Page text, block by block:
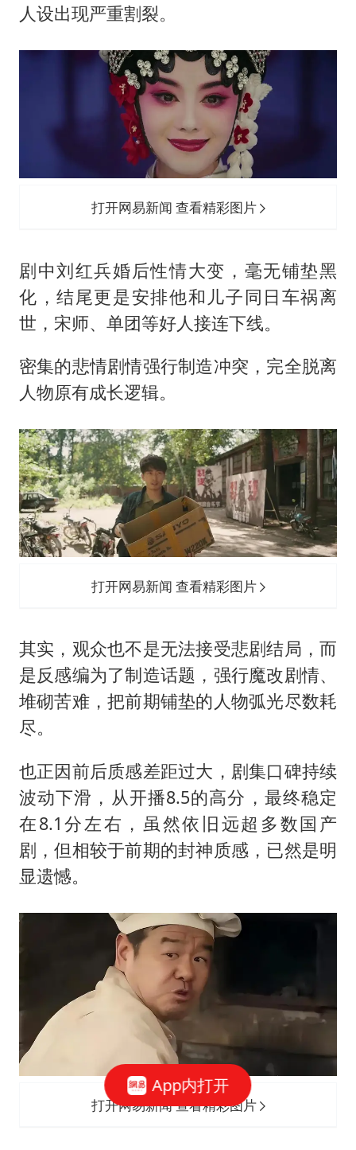
人设出现严重割裂。
打开网易新闻 查看精彩图片
剧中刘红兵婚后性情大变，毫无铺垫黑
化，结尾更是安排他和儿子同日车祸离
世，宋师、单团等好人接连下线。
密集的悲情剧情强行制造冲突，完全脱离
人物原有成长逻辑。
打开网易新闻 查看精彩图片
其实，观众也不是无法接受悲剧结局，而
是反感编为了制造话题，强行魔改剧情、
堆砌苦难，把前期铺垫的人物弧光尽数耗
尽。
也正因前后质感差距过大，剧集口碑持续
波动下滑，从开播8.5的高分，最终稳定
在8.1分左右，虽然依旧远超多数国产
剧，但相较于前期的封神质感，已然是明
显遗憾。
打开网易新闻 查看精彩图片
App内打开